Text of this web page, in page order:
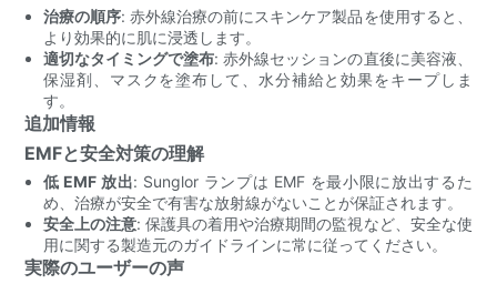
治療の順序: 赤外線治療の前にスキンケア製品を使用すると、
より効果的に肌に浸透します。
適切なタイミングで塗布: 赤外線セッションの直後に美容液、
保湿剤、マスクを塗布して、水分補給と効果をキープしま
す。
追加情報
EMFと安全対策の理解
低 EMF 放出: Sunglor ランプは EMF を最小限に放出するた
め、治療が安全で有害な放射線がないことが保証されます。
安全上の注意: 保護具の着用や治療期間の監視など、安全な使
用に関する製造元のガイドラインに常に従ってください。
実際のユーザーの声